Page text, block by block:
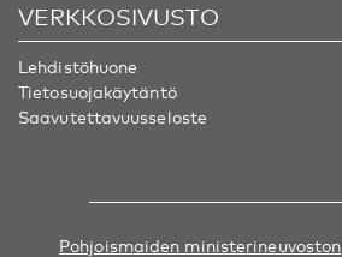
VERKKOSIVUSTO
Lehdistöhuone
Tietosuojakäytäntö
Saavutettavuusseloste
Pohjoismaiden ministerineuvoston